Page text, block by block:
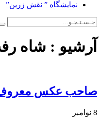
نمایشگاه ” نقش زرین”
آرشیو : شاه
صاحب عکس معروف
8 نوامبر